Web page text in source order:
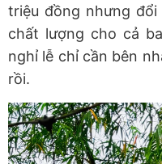
triệu đồng nhưng
chất lượng cho cả
nghỉ lễ chỉ cần bên
rồi.